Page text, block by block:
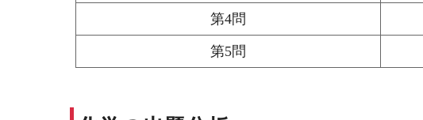
第4問
第5問